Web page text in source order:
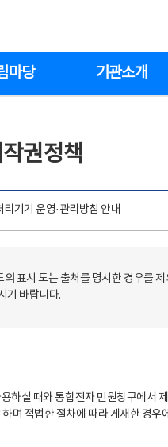
마당 기관소개
권정책
리기기 운영·관리방침 안내
표시 도는 출처를 명시한 경우를
기 바랍니다.
실 때와 통합전자 민원창구에서
적법한 절차에 따라 게재한 경